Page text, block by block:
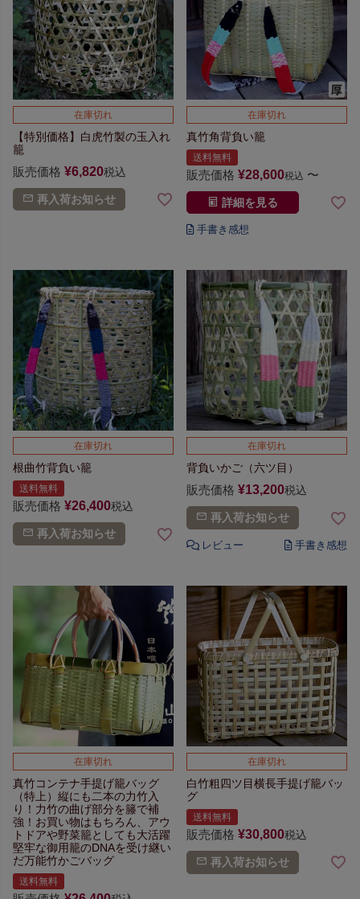
在庫切れ
【特別価格】白虎竹製の玉入れ
籠
販売価格 ¥6,820税込
再入荷お知らせ
在庫切れ
真竹角背負い籠
送料無料
販売価格 ¥28,600税込 〜
詳細を見る
在庫切れ
根曲竹背負い籠
送料無料
販売価格 ¥26,400税込
再入荷お知らせ
在庫切れ
背負いかご（六ツ目）
販売価格 ¥13,200税込
再入荷お知らせ
在庫切れ
真竹コンテナ手提げ籠バッグ
（特上） 縦にも二本の力竹入
り！ 力竹の曲げ部分を籐で補
強！ お買い物はもちろん、 アウ
トドアや野菜籠としても大活躍
堅牢な御用籠のDNAを受け継い
だ万能竹かごバッグ
送料無料
在庫切れ
白竹粗四ツ目横長手提げ籠バッ
グ
送料無料
販売価格 ¥30,800税込
再入荷お知らせ